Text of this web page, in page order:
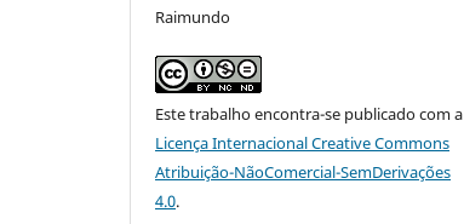
Raimundo
Este trabalho encontra-se publicado com a
Licença Internacional Creative Commons
Atribuição-NãoComercial-SemDerivações
4.0.